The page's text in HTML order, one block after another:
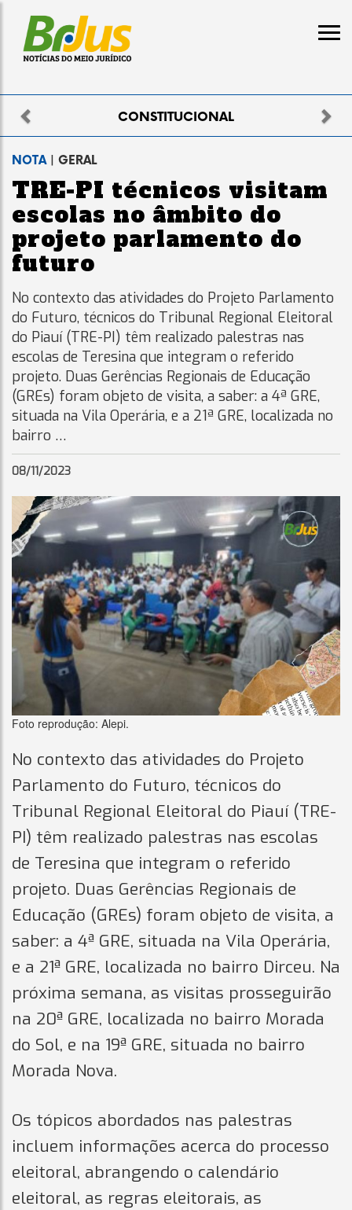
ELEITORAL
Previous
NOTA| GERAL
TRE-PI técnicos visitam
escolas no âmbito do
projeto parlamento do
futuro
No contexto das atividades do Projeto Parlamento
do Futuro, técnicos do Tribunal Regional Eleitoral
do Piauí (TRE-PI) têm realizado palestras nas
escolas de Teresina que integram o referido
projeto. Duas Gerências Regionais de Educação
(GREs) foram objeto de visita, a saber: a 4ª GRE,
situada na Vila Operária, e a 21ª GRE, localizada no
bairro …
08/11/2023
Foto reprodução: Alepi.
No contexto das atividades do Projeto
Parlamento do Futuro, técnicos do
Tribunal Regional Eleitoral do Piauí (TRE-
PI) têm realizado palestras nas escolas
de Teresina que integram o referido
projeto. Duas Gerências Regionais de
Educação (GREs) foram objeto de visita, a
saber: a 4ª GRE, situada na Vila Operária,
e a 21ª GRE, localizada no bairro Dirceu. Na
próxima semana, as visitas prosseguirão
na 20ª GRE, localizada no bairro Morada
do Sol, e na 19ª GRE, situada no bairro
Morada Nova.
Os tópicos abordados nas palestras
incluem informações acerca do processo
eleitoral, abrangendo o calendário
eleitoral, as regras eleitorais, as